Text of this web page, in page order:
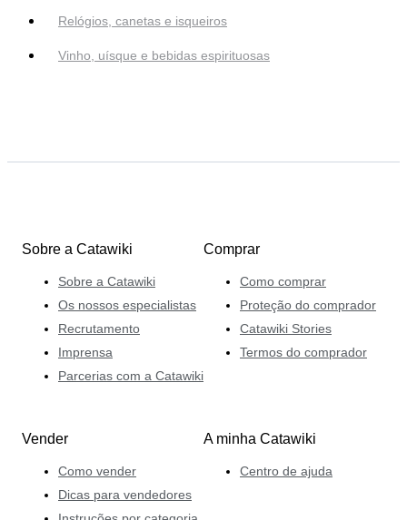
Relógios, canetas e isqueiros
Vinho, uísque e bebidas espirituosas
Sobre a Catawiki
Sobre a Catawiki
Os nossos especialistas
Recrutamento
Imprensa
Parcerias com a Catawiki
Comprar
Como comprar
Proteção do comprador
Catawiki Stories
Termos do comprador
Vender
Como vender
Dicas para vendedores
A minha Catawiki
Centro de ajuda